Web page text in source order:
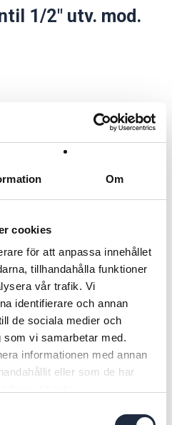
Om
cookies
för att anpassa innehållet
tillhandahålla funktioner
vår trafik. Vi
identifierare och annan
de sociala medier och
vi samarbetar med.
informationen med annan
eller som de har
1/2" utv. mod.
PRODUKTER